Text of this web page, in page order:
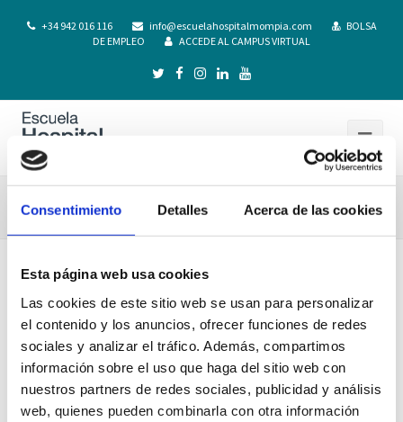
Consentimiento Detalles Acerca de las cookies
Esta página web usa cookies
Las cookies de este sitio web se usan para personalizar
el contenido y los anuncios, ofrecer funciones de redes
sociales y analizar el tráfico. Además, compartimos
información sobre el uso que haga del sitio web con
nuestros partners de redes sociales, publicidad y análisis
web, quienes pueden combinarla con otra información
+34 942 016 116 info@escuelahospitalmompia.com
BOLSA
DE EMPLEO
ACCEDE AL CAMPUS VIRTUAL
Descripcion de practicas Tuteladas IV